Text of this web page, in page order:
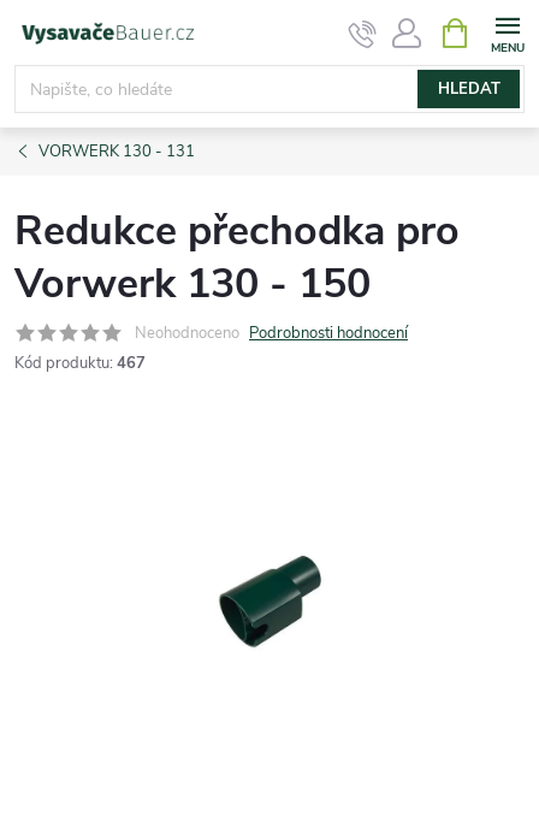
obsah
HLEDAT
NÁKUPNÍ
KOŠÍK
VORWERK 130 - 131
Redukce přechodka pro
Vorwerk 130 - 150
Neohodnoceno Podrobnosti hodnocení
Kód produktu: 467